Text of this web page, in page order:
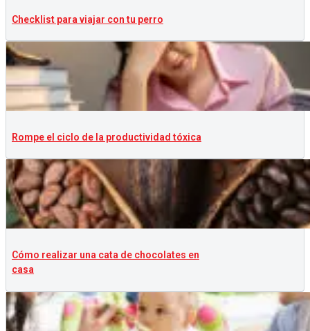
Checklist para viajar con tu perro
Rompe el ciclo de la productividad tóxica
Cómo realizar una cata de chocolates en
casa